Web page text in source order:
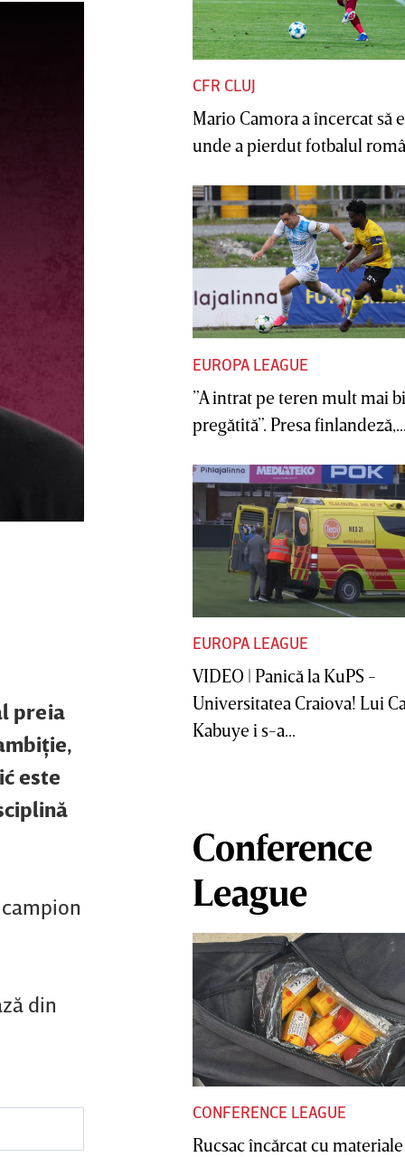
preia
este
din
CFR CLUJ
Mario Camora a încercat să
unde a pierdut fotbalul
EUROPA LEAGUE
”A intrat pe teren mult mai
pregătită”. Presa
EUROPA LEAGUE
VIDEO | Panică la KuPS -
Universitatea Craiova! Lui
Kabuye i s-a...
Conference
League
CONFERENCE LEAGUE
Rucsac încărcat cu materiale